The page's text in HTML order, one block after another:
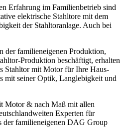
Erfahrung im Familienbetrieb sind
elektrische Stahltore mit dem
der Stahltoranlage. Auch bei
der familieneigenen Produktion,
Produktion beschäftigt, erhalten
Stahltor mit Motor für Ihre Haus-
mit seiner Optik, Langlebigkeit und
Motor & nach Maß mit allen
Experten für
der familieneigenen DAG Group